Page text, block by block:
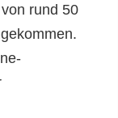
rund 50